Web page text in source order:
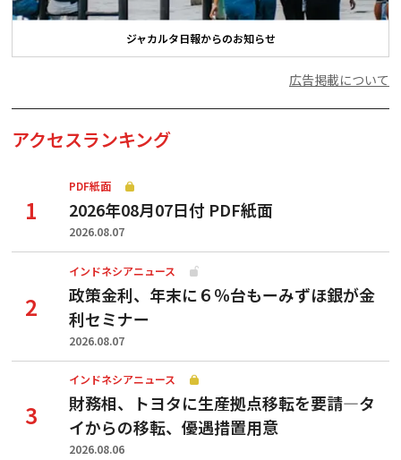
ジャカルタ日報からのお知らせ
広告掲載について
アクセスランキング
PDF紙面
2026年08月07日付 PDF紙面
2026.08.07
インドネシアニュース
政策金利、年末に６％台もーみずほ銀が金
利セミナー
2026.08.07
インドネシアニュース
財務相、トヨタに生産拠点移転を要請—タ
イからの移転、優遇措置用意
2026.08.06